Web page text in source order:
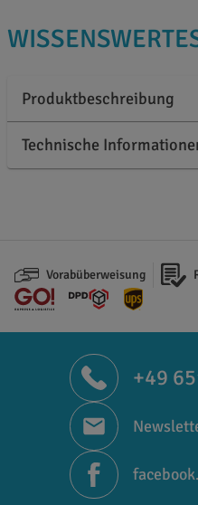
Produktbeschreibung
Technische
Vorabüberweisung
+49